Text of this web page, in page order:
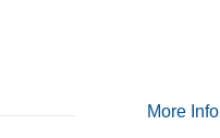
More Info